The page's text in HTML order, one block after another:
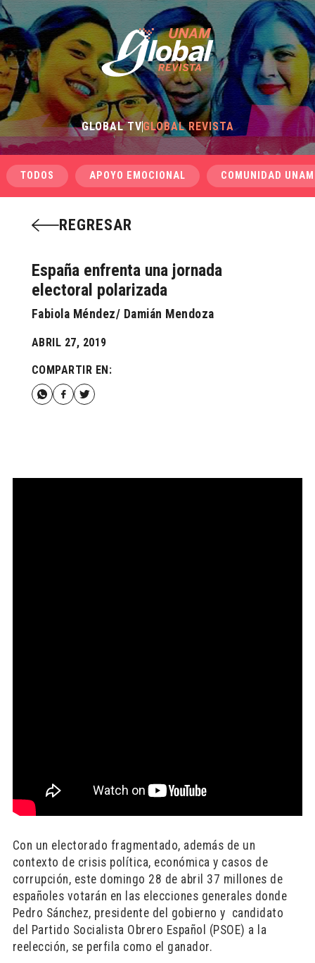
GLOBAL TVGLOBAL REVISTA
TODOS APOYO EMOCIONAL COMUNIDAD UNAM
REGRESAR
España enfrenta una jornada
electoral polarizada
Fabiola Méndez/ Damián Mendoza
ABRIL 27, 2019
COMPARTIR EN:
Con un electorado fragmentado, además de un
contexto de crisis política, económica y casos de
corrupción, este domingo 28 de abril 37 millones de
españoles votarán en las elecciones generales donde
Pedro Sánchez, presidente del gobierno y candidato
del Partido Socialista Obrero Español (PSOE) a la
reelección, se perfila como el ganador.